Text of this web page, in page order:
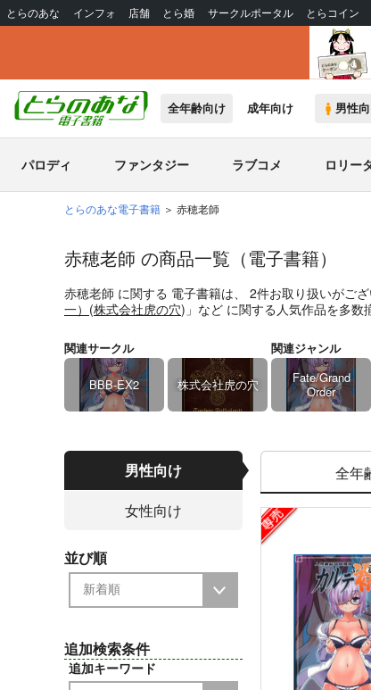
とらのあな インフォ 店舗 とら婚 サークルポータル とらコイン
全年齢向け 成年向け 男性
パロディ ファンタジー ラブコメ ロリー
とらのあな電子書籍 赤穂老師
赤穂老師 の商品一覧（電子書籍）
赤穂老師 に関する 電子書籍は、 2件お取り扱いがござ
一） (株式会社虎の穴)」 など に関する人気作品を多数
関連サークル
BBB-EX2 株式会社虎の穴
関連ジャンル
Fate/Grand
Order
男性向け
女性向け
並び順
追加検索条件
追加キーワード
全年